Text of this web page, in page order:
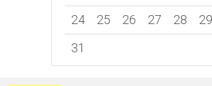
24
25 26 27 28 29
31